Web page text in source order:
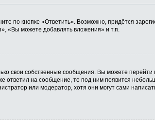
кнопке «Ответить». Возможно, придётся
«Вы можете добавлять вложения» и т.п.
свои собственные сообщения. Вы можете перейти
ответил на сообщение, то под ним появится
или модератор, хотя они могут сами